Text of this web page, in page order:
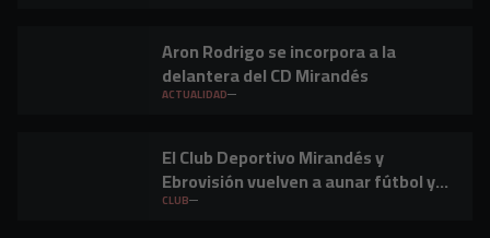
Aron Rodrigo se incorpora a la
delantera del CD Mirandés
ACTUALIDAD
El Club Deportivo Mirandés y
Ebrovisión vuelven a aunar fútbol y
música en Miranda de Ebro
CLUB